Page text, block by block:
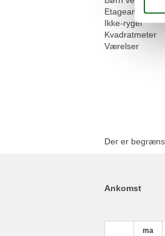
Etageantal
Ikke-ryger
Kvadratmeter
Værelser
Der er
Ankomst
ma